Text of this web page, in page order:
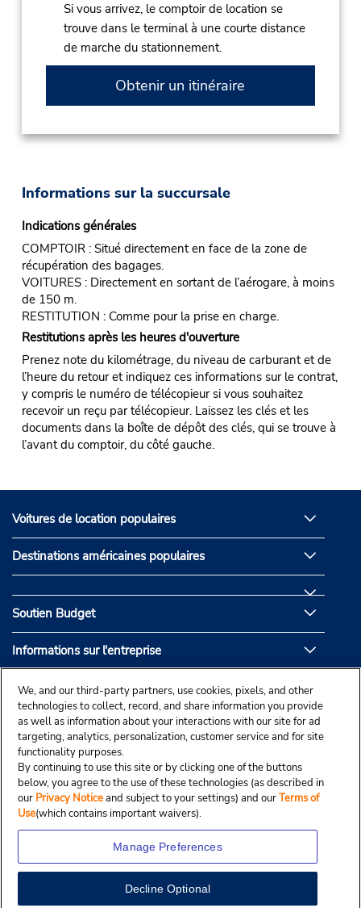
Si vous arrivez, le comptoir de location se
trouve dans le terminal à une courte distance
de marche du stationnement.
Obtenir un itinéraire
Informations sur la succursale
Indications générales
COMPTOIR : Situé directement en face de la zone de
récupération des bagages.
VOITURES : Directement en sortant de l’aérogare, à moins
de 150 m.
RESTITUTION : Comme pour la prise en charge.
Restitutions après les heures d'ouverture
Prenez note du kilométrage, du niveau de carburant et de
l’heure du retour et indiquez ces informations sur le contrat,
y compris le numéro de télécopieur si vous souhaitez
recevoir un reçu par télécopieur. Laissez les clés et les
documents dans la boîte de dépôt des clés, qui se trouve à
l’avant du comptoir, du côté gauche.
Voitures de location populaires
Destinations américaines populaires
Soutien Budget
Informations sur l'entreprise
Partenaires de Budget
We, and our third-party partners, use cookies, pixels, and other
technologies to collect, record, and share information you provide
as well as information about your interactions with our site for ad
targeting, analytics, personalization, customer service and for site
functionality purposes.
By continuing to use this site or by clicking one of the buttons
below, you agree to the use of these technologies (as described in
our Privacy Noticeand subject to your settings) and ourTerms of
Use(which contains important waivers).
Manage Preferences
Decline Optional